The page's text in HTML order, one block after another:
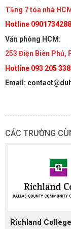
Tầng 7 tòa nhà
Hotline
Văn phòng HCM:
253 Điện Biên Phủ,
Hotline 093 205
Email:
CÁC TRƯỜNG
Richland College